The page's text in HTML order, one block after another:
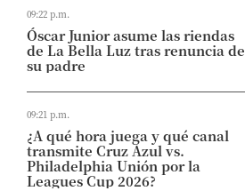
09:22 p.m.
Óscar Junior asume las riendas
de La Bella Luz tras renuncia de
su padre
09:21 p.m.
¿A qué hora juega y qué canal
transmite Cruz Azul vs.
Philadelphia Unión por la
Leagues Cup 2026?